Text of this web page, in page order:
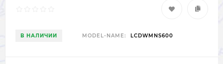
В НАЛИЧИИ MODEL-NAME: LCDWMNS600